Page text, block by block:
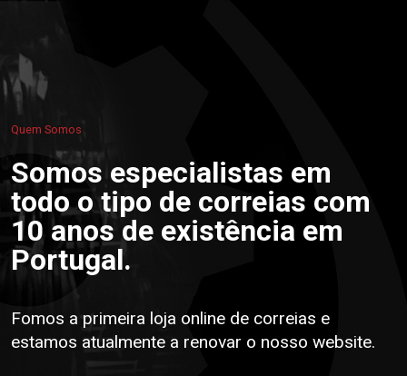
Quem Somos
Somos especialistas em
todo o tipo de correias com
10 anos de existência em
Portugal.
Fomos a primeira loja online de correias e
estamos atualmente a renovar o nosso website.